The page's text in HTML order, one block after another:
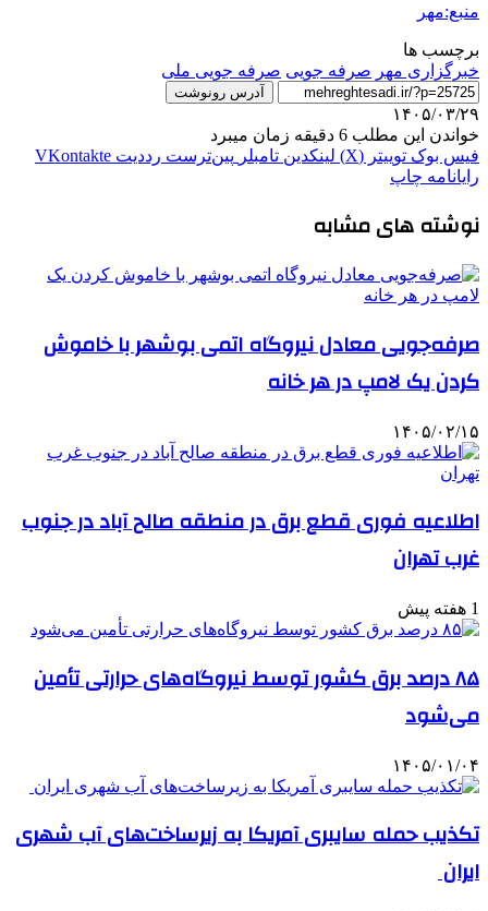
منبع:مهر
برچسب ها
خبرگزاری مهر صرفه جویی صرفه جویی ملی
آدرس رونوشت
۱۴۰۵/۰۳/۲۹
خواندن این مطلب 6 دقیقه زمان میبرد
فیس بوک توییتر (X) لینکدین ‫تامبلر ‫پین‌ترست ‫رددیت ‫VKontakte
رایانامه چاپ
نوشته های مشابه
صرفه‌جویی معادل نیروگاه اتمی بوشهر با خاموش
کردن یک لامپ در هر خانه
۱۴۰۵/۰۲/۱۵
اطلاعیه فوری قطع برق در منطقه صالح آباد در جنوب
غرب تهران
1 هفته پیش
۸۵ درصد برق کشور توسط نیروگاه‌های حرارتی تأمین
می‌شود
۱۴۰۵/۰۱/۰۴
تکذیب حمله سایبری آمریکا به زیرساخت‌های آب شهری
ایران